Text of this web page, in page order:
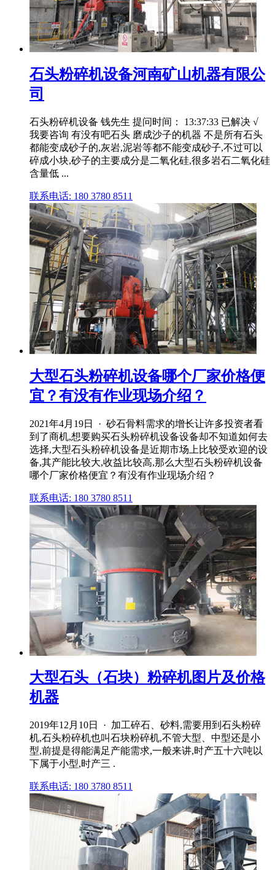
石头粉碎机设备河南矿山机器有限公
司
石头粉碎机设备 钱先生 提问时间： 13:37:33 已解决 √
我要咨询 有没有吧石头 磨成沙子的机器 不是所有石头
都能变成砂子的,灰岩,泥岩等都不能变成砂子,不过可以
碎成小块,砂子的主要成分是二氧化硅,很多岩石二氧化硅
含量低 ...
联系电话: 180 3780 8511
大型石头粉碎机设备哪个厂家价格便
宜？有没有作业现场介绍？
2021年4月19日 · 砂石骨料需求的增长让许多投资者看
到了商机,想要购买石头粉碎机设备设备却不知道如何去
选择,大型石头粉碎机设备是近期市场上比较受欢迎的设
备,其产能比较大,收益比较高,那么大型石头粉碎机设备
哪个厂家价格便宜？有没有作业现场介绍？
联系电话: 180 3780 8511
大型石头（石块）粉碎机图片及价格
机器
2019年12月10日 · 加工碎石、砂料,需要用到石头粉碎
机,石头粉碎机也叫石块粉碎机,不管大型、中型还是小
型,前提是得能满足产能需求,一般来讲,时产五十六吨以
下属于小型,时产三 .
联系电话: 180 3780 8511